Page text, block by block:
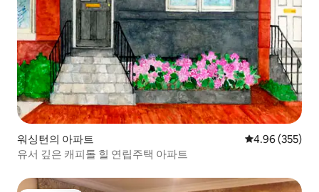
워싱턴의 아파트 평점 4.96점(5
4.96 (355)
유서 깊은 캐피톨 힐 연립주택 아파트